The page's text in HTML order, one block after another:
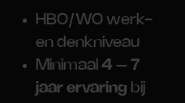
HBO/WO werk-
en denkniveau
Minimaal 4 – 7
jaar ervaring bij